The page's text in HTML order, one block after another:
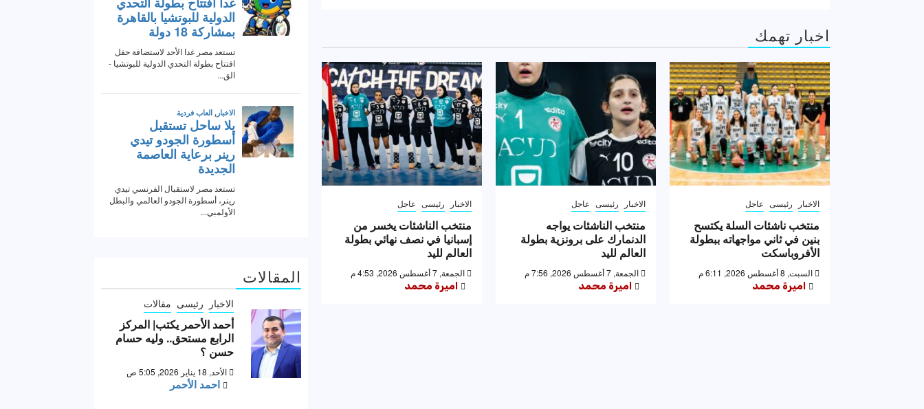
اخبار تهمك
الاخبار رئيسى عاجل
منتخب ناشئات السلة يكتسح
بنين في ثاني مواجهاته ببطولة
الأفروباسكت
السبت, 8 أغسطس 2026, 6:11 م
اميرة محمد
الاخبار رئيسى عاجل
منتخب الناشئات يواجه
الدنمارك على برونزية بطولة
العالم لليد
الجمعة, 7 أغسطس 2026, 7:56 م
اميرة محمد
الاخبار رئيسى عاجل
منتخب الناشئات يخسر من
إسبانيا في نصف نهائي بطولة
العالم لليد
الجمعة, 7 أغسطس 2026, 4:53 م
اميرة محمد المقالات
الاخبار رئيسى مقالات
أحمد الأحمر يكتب| المركز
الرابع مستحق.. وليه حسام
حسن ؟
الأحد, 18 يناير 2026, 5:05 ص
احمد الأحمر